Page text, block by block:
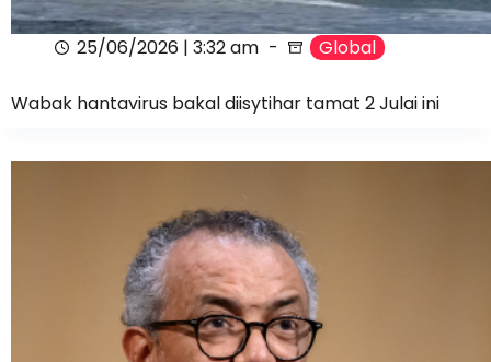
25/06/2026 | 3:32 am Global
Wabak hantavirus bakal diisytihar tamat 2 Julai ini